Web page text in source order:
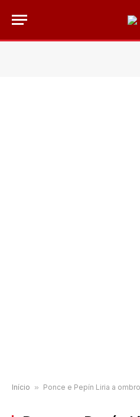
Início » Ponce e Pepín Liria a